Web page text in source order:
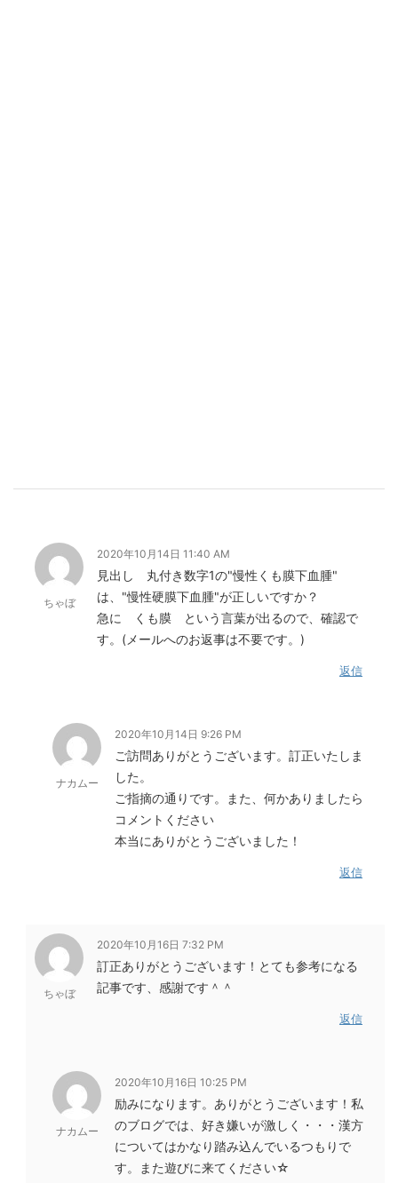
ちゃぼ
2020年10月14日 11:40 AM
見出し 丸付き数字1の"慢性くも膜下血腫"
は、"慢性硬膜下血腫"が正しいですか？
急に くも膜 という言葉が出るので、確認で
す。(メールへのお返事は不要です。)
返信
ナカムー
2020年10月14日 9:26 PM
ご訪問ありがとうございます。訂正いたしま
した。
ご指摘の通りです。また、何かありましたら
コメントください
本当にありがとうございました！
返信
ちゃぼ
2020年10月16日 7:32 PM
訂正ありがとうございます！とても参考になる
記事です、感謝です＾＾
返信
ナカムー
2020年10月16日 10:25 PM
励みになります。ありがとうございます！私
のブログでは、好き嫌いが激しく・・・漢方
についてはかなり踏み込んでいるつもりで
す。また遊びに来てください☆